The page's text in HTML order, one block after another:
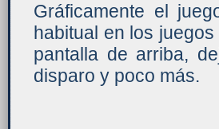
Gráficamente el
habitual en los
pantalla de arriba,
disparo y poco más.